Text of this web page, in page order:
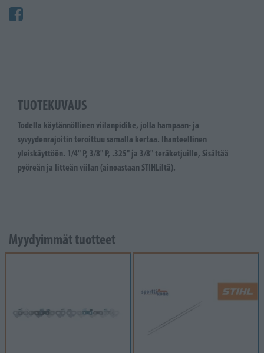
TUOTEKUVAUS
Todella käytännöllinen viilanpidike, jolla hampaan- ja
syvyydenrajoitin teroittuu samalla kertaa. Ihanteellinen
yleiskäyttöön. 1/4" P, 3/8" P, .325" ja 3/8" teräketjuille, Sisältää
pyöreän ja litteän viilan (ainoastaan STIHLiltä).
Myydyimmät tuotteet